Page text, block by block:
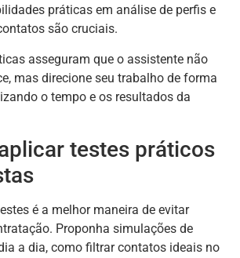
práticas em análise de perfis e
são cruciais.
asseguram que o assistente não
mas direcione seu trabalho de forma
o tempo e os resultados da
testes práticos
é a melhor maneira de evitar
Proponha simulações de
a dia, como filtrar contatos ideais no